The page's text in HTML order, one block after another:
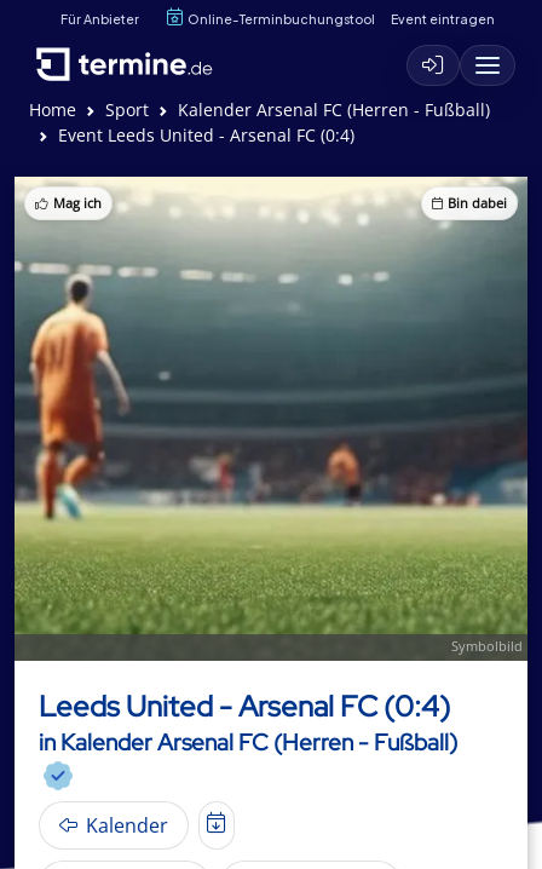
Für Anbieter Online-Terminbuchungstool Event eintragen
Home Sport
Kalender Arsenal FC (Herren - Fußball)
Event Leeds United - Arsenal FC (0:4)
Mag ich Bin dabei
Symbolbild
Leeds United - Arsenal FC (0:4)
in Kalender Arsenal FC (Herren - Fußball)
Kalender